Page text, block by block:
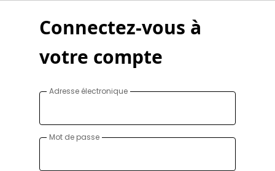
Connectez-vous à
votre compte
Adresse électronique
Mot de passe